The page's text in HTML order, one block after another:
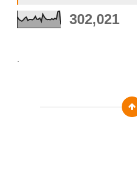
302,021
.